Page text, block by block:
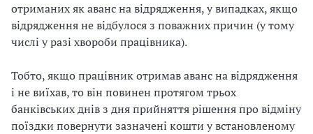
отриманих як аванс на відрядження, у випадках, якщо
відрядження не відбулося з поважних причин (у тому
числі у разі хвороби працівника).
Тобто, якщо працівник отримав аванс на відрядження
і не виїхав, то він повинен протягом трьох
банківських днів з дня прийняття рішення про відміну
поїздки повернути зазначені кошти у встановленому